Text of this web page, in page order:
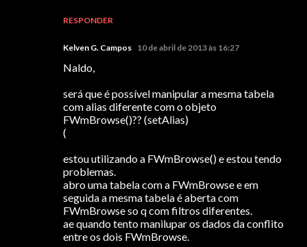
RESPONDER
Kelven G. Campos 10 de abril de 2013 às 16:27
Naldo,
será que é possível manipular a mesma tabela
com alias diferente com o objeto
FWmBrowse()?? (setAlias)
(
estou utilizando a FWmBrowse() e estou tendo
problemas.
abro uma tabela com a FWmBrowse e em
seguida a mesma tabela é aberta com
FWmBrowse so q com filtros diferentes.
ae quando tento manilupar os dados da conflito
entre os dois FWmBrowse.